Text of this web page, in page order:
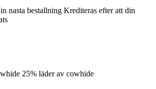
nasta bestallning Krediteras efter att din
25% läder av cowhide